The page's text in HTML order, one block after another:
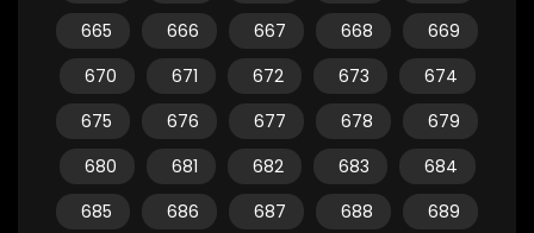
665
666 667 668
669
670
671 672 673
674
675
676 677 678
679
680
681 682 683
684
685
686 687 688
689